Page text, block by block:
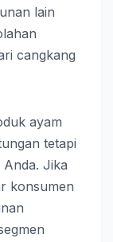
lain
cangkang
ayam
tetapi
Jika
konsumen